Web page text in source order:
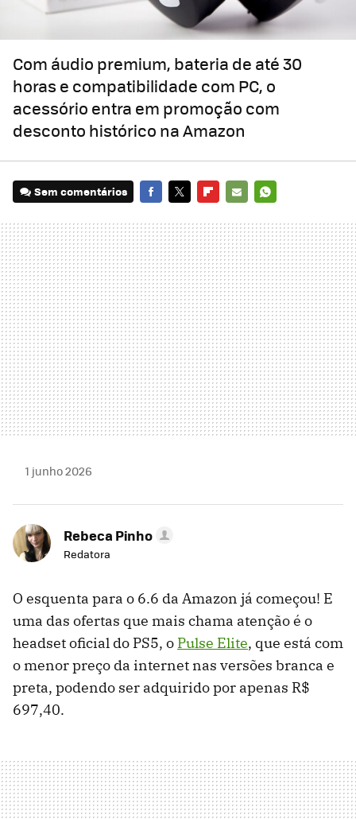
Com áudio premium, bateria de até 30
horas e compatibilidade com PC, o
acessório entra em promoção com
desconto histórico na Amazon
Sem comentários
MAIL
1 junho 2026
Rebeca Pinho
Redatora
O esquenta para o 6.6 da Amazon já começou! E
uma das ofertas que mais chama atenção é o
headset oficial do PS5, o Pulse Elite, que está com
o menor preço da internet nas versões branca e
preta, podendo ser adquirido por apenas R$
697,40.